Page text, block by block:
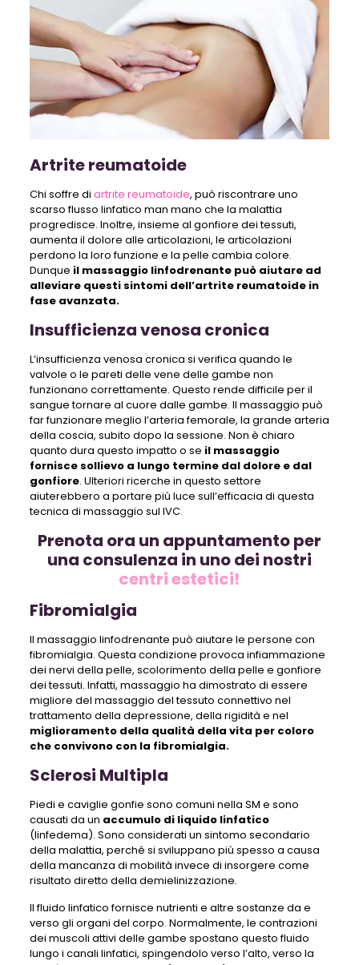
Artrite reumatoide
Chi soffre di artrite reumatoide, può riscontrare uno
scarso flusso linfatico man mano che la malattia
progredisce. Inoltre, insieme al gonfiore dei tessuti,
aumenta il dolore alle articolazioni, le articolazioni
perdono la loro funzione e la pelle cambia colore.
Dunque il massaggio linfodrenante può aiutare ad
alleviare questi sintomi dell’artrite reumatoide in
fase avanzata.
Insufficienza venosa cronica
L’insufficienza venosa cronica si verifica quando le
valvole o le pareti delle vene delle gambe non
funzionano correttamente. Questo rende difficile per il
sangue tornare al cuore dalle gambe. Il massaggio può
far funzionare meglio l’arteria femorale, la grande arteria
della coscia, subito dopo la sessione. Non è chiaro
quanto dura questo impatto o se il massaggio
fornisce sollievo a lungo termine dal dolore e dal
gonfiore. Ulteriori ricerche in questo settore
aiuterebbero a portare più luce sull’efficacia di questa
tecnica di massaggio sul IVC.
Prenota ora un appuntamento per
una consulenza in uno dei nostri
centri estetici!
Fibromialgia
Il massaggio linfodrenante può aiutare le persone con
fibromialgia. Questa condizione provoca infiammazione
dei nervi della pelle, scolorimento della pelle e gonfiore
dei tessuti. Infatti, massaggio ha dimostrato di essere
migliore del massaggio del tessuto connettivo nel
trattamento della depressione, della rigidità e nel
miglioramento della qualità della vita per coloro
che convivono con la fibromialgia.
Sclerosi Multipla
Piedi e caviglie gonfie sono comuni nella SM e sono
causati da un accumulo di liquido linfatico
(linfedema). Sono considerati un sintomo secondario
della malattia, perché si sviluppano più spesso a causa
della mancanza di mobilità invece di insorgere come
risultato diretto della demielinizzazione.
Il fluido linfatico fornisce nutrienti e altre sostanze da e
verso gli organi del corpo. Normalmente, le contrazioni
dei muscoli attivi delle gambe spostano questo fluido
lungo i canali linfatici, spingendolo verso l’alto, verso la